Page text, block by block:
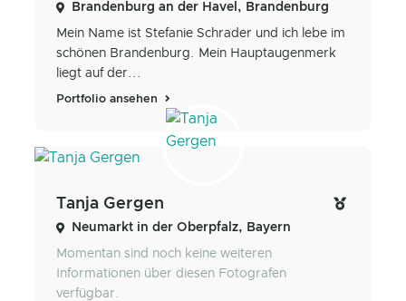
Brandenburg an der Havel, Brandenburg
Mein Name ist Stefanie Schrader und ich lebe im
schönen Brandenburg. Mein Hauptaugenmerk
liegt auf der...
Portfolio ansehen
Tanja Gergen
Neumarkt in der Oberpfalz, Bayern
Momentan sind noch keine weiteren
Informationen über diesen Fotografen
verfügbar.